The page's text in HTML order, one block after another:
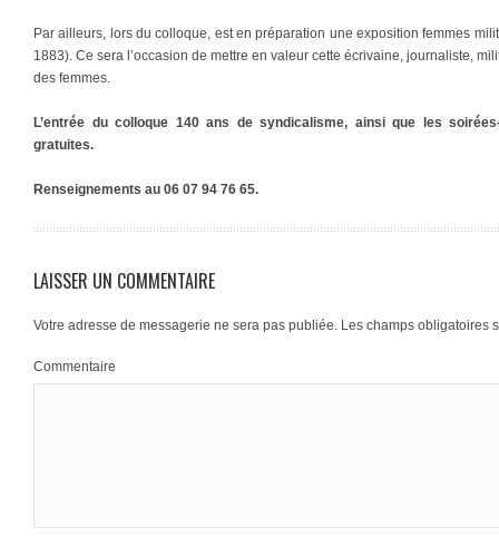
Par ailleurs, lors du colloque, est en préparation une exposition femmes
1883). Ce sera l’occasion de mettre en valeur cette écrivaine, journaliste,
des femmes.
L’entrée du colloque 140 ans de syndicalisme, ainsi que les
gratuites.
Renseignements au 06 07 94 76 65.
LAISSER UN COMMENTAIRE
Votre adresse de messagerie ne sera pas publiée. Les champs obligatoires
Commentaire